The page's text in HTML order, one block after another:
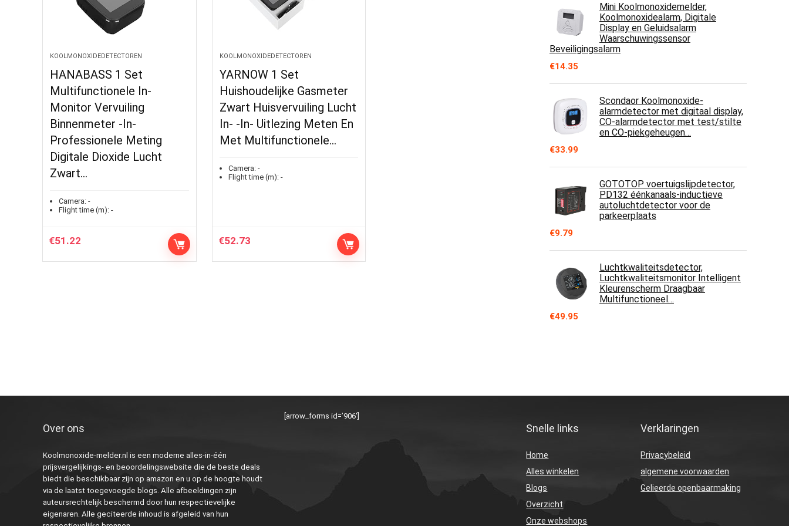
KOOLMONOXIDEDETECTOREN
HANABASS 1 Set
Multifunctionele In-
Monitor Vervuiling
Binnenmeter -In-
Professionele Meting
Digitale Dioxide Lucht
Zwart…
Camera: -
Flight time (m): -
€51.22
KOOLMONOXIDEDETECTOREN
YARNOW 1 Set
Huishoudelijke Gasmeter
Zwart Huisvervuiling Lucht
In- -In- Uitlezing Meten En
Met Multifunctionele…
Camera:-
Flight time (m):-
€52.73
Mini Koolmonoxidemelder,
Koolmonoxidealarm, Digitale
Display en Geluidsalarm
Waarschuwingssensor
Beveiligingsalarm
€14.35
Scondaor Koolmonoxide-
alarmdetector met digitaal display,
CO-alarmdetector met test/stilte
en CO-piekgeheugen…
€33.99
GOTOTOP voertuigslijpdetector,
PD132 éénkanaals-inductieve
autoluchtdetector voor de
parkeerplaats
€9.79
Luchtkwaliteitsdetector,
Luchtkwaliteitsmonitor Intelligent
Kleurenscherm Draagbaar
Multifunctioneel…
€49.95
Over ons
Koolmonoxide-melder.nl is een moderne alles-in-één
prijsvergelijkings- en beoordelingswebsite die de beste deals
biedt die beschikbaar zijn op amazon en u op de hoogte houdt
via de laatst toegevoegde blogs. Alle afbeeldingen zijn
auteursrechtelijk beschermd door hun respectievelijke
eigenaren. Alle geciteerde inhoud is afgeleid van hun
[arrow_forms id=’906′]
Snelle links
Home
Alles winkelen
Blogs
Overzicht
Onze webshops
Verklaringen
Privacybeleid
algemene voorwaarden
Gelieerde openbaarmaking